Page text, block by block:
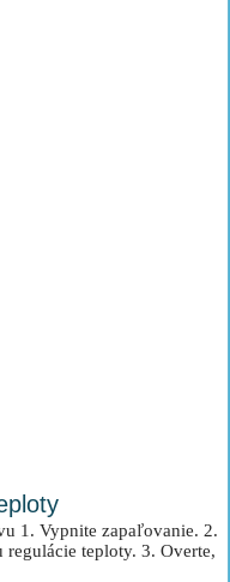
1. Vypnite zapaľovanie. 2.
teploty. 3. Overte,